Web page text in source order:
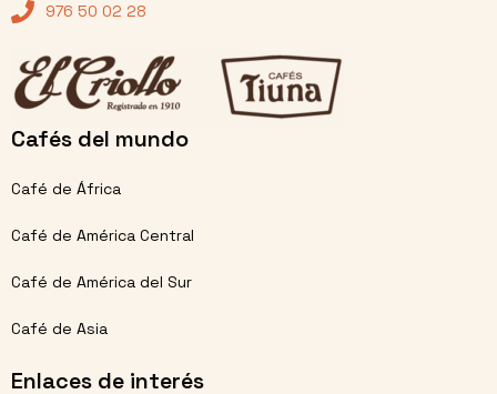
976 50 02 28
Cafés del mundo
Café de África
Café de América Central
Café de América del Sur
Café de Asia
Enlaces de interés